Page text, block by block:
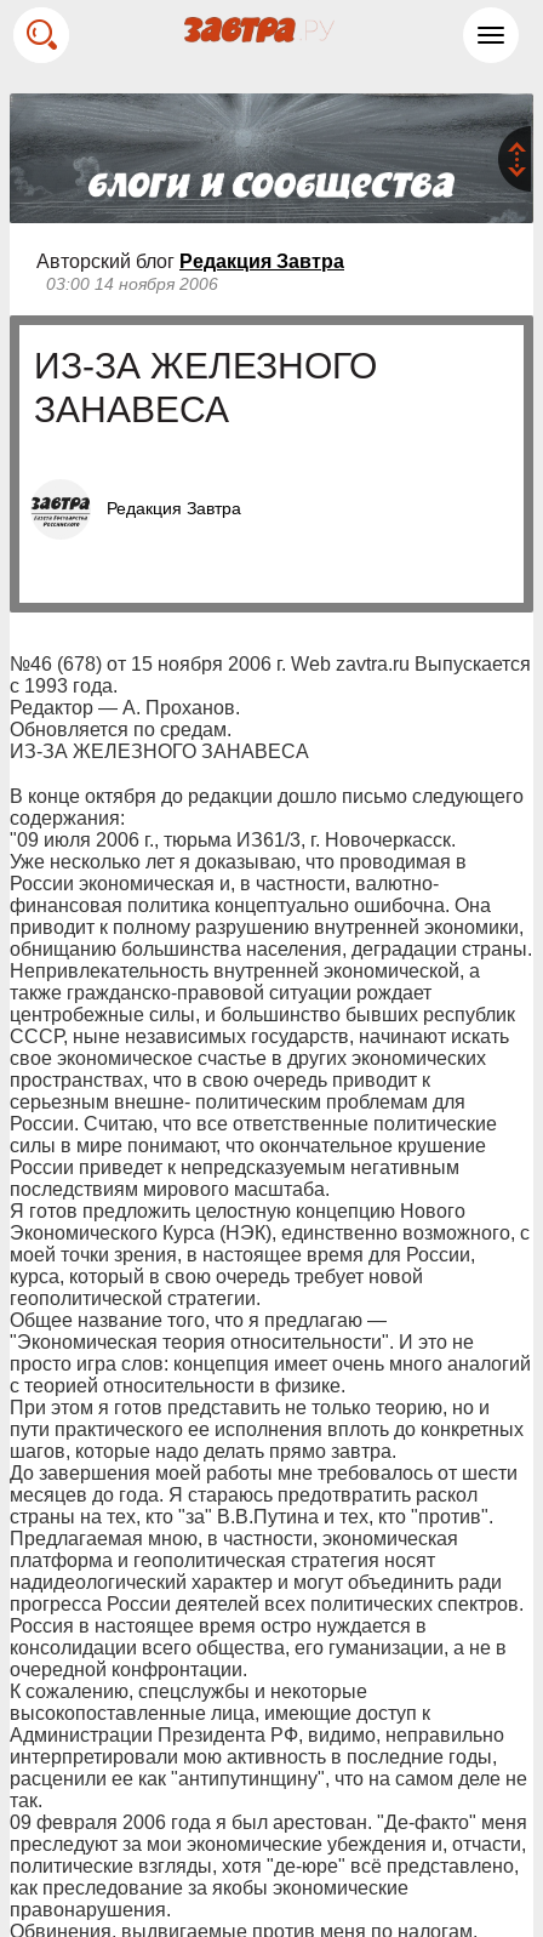
Авторский блог Редакция Завтра
03:00 14 ноября 2006
ИЗ-ЗА ЖЕЛЕЗНОГО
ЗАНАВЕСА
Редакция Завтра
№46 (678) от 15 ноября 2006 г. Web zavtra.ru Выпускается
с 1993 года.
Редактор — А. Проханов.
Обновляется по средам.
ИЗ-ЗА ЖЕЛЕЗНОГО ЗАНАВЕСА
В конце октября до редакции дошло письмо следующего
содержания:
"09 июля 2006 г., тюрьма ИЗ61/3, г. Новочеркасск.
Уже несколько лет я доказываю, что проводимая в
России экономическая и, в частности, валютно-
финансовая политика концептуально ошибочна. Она
приводит к полному разрушению внутренней экономики,
обнищанию большинства населения, деградации страны.
Непривлекательность внутренней экономической, а
также гражданско-правовой ситуации рождает
центробежные силы, и большинство бывших республик
СССР, ныне независимых государств, начинают искать
свое экономическое счастье в других экономических
пространствах, что в свою очередь приводит к
серьезным внешне- политическим проблемам для
России. Считаю, что все ответственные политические
силы в мире понимают, что окончательное крушение
России приведет к непредсказуемым негативным
последствиям мирового масштаба.
Я готов предложить целостную концепцию Нового
Экономического Курса (НЭК), единственно возможного, с
моей точки зрения, в настоящее время для России,
курса, который в свою очередь требует новой
геополитической стратегии.
Общее название того, что я предлагаю —
"Экономическая теория относительности". И это не
просто игра слов: концепция имеет очень много аналогий
с теорией относительности в физике.
При этом я готов представить не только теорию, но и
пути практического ее исполнения вплоть до конкретных
шагов, которые надо делать прямо завтра.
До завершения моей работы мне требовалось от шести
месяцев до года. Я стараюсь предотвратить раскол
страны на тех, кто "за" В.В.Путина и тех, кто "против".
Предлагаемая мною, в частности, экономическая
платформа и геополитическая стратегия носят
надидеологический характер и могут объединить ради
прогресса России деятелей всех политических спектров.
Россия в настоящее время остро нуждается в
консолидации всего общества, его гуманизации, а не в
очередной конфронтации.
К сожалению, спецслужбы и некоторые
высокопоставленные лица, имеющие доступ к
Администрации Президента РФ, видимо, неправильно
интерпретировали мою активность в последние годы,
расценили ее как "антипутинщину", что на самом деле не
так.
09 февраля 2006 года я был арестован. "Де-факто" меня
преследуют за мои экономические убеждения и, отчасти,
политические взгляды, хотя "де-юре" всё представлено,
как преследование за якобы экономические
правонарушения.
Обвинения, выдвигаемые против меня по налогам,